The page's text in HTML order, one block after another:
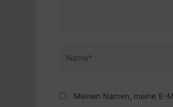
Meinen Namen, meine E-